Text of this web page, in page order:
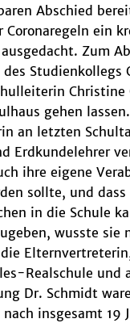
Abschied
Coronaregeln ein
Zum
Studienkollegs
Christine
gehen
an letzten
Erdkundelehrer
ihre eigene
sollte, und dass
in die Schule
wusste sie
Realschule und
Dr. Schmidt
insgesamt 19